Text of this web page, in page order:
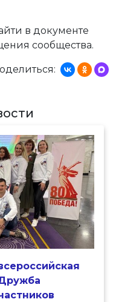
в документе
сообщества.